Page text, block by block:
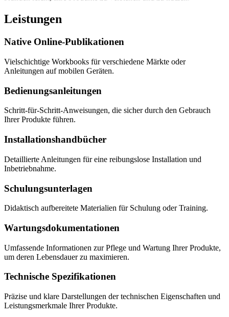
Leistungen
Native Online-Publikationen
Vielschichtige Workbooks für verschiedene Märkte oder
Anleitungen auf mobilen Geräten.
Bedienungsanleitungen
Schritt-für-Schritt-Anweisungen, die sicher durch den Gebrauch
Ihrer Produkte führen.
Installations­hand­bücher
Detaillierte Anleitungen für eine reibungslose Installation und
Inbetriebnahme.
Schulungsunterlagen
Didaktisch aufbereitete Materialien für Schulung oder Training.
Wartungs­dokumentationen
Umfassende Informationen zur Pflege und Wartung Ihrer Produkte,
um deren Lebensdauer zu maximieren.
Technische Spezifikationen
Präzise und klare Darstellungen der technischen Eigenschaften und
Leistungsmerkmale Ihrer Produkte.